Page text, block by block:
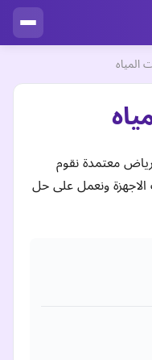
معتمدة نقوم
ونعمل على حل